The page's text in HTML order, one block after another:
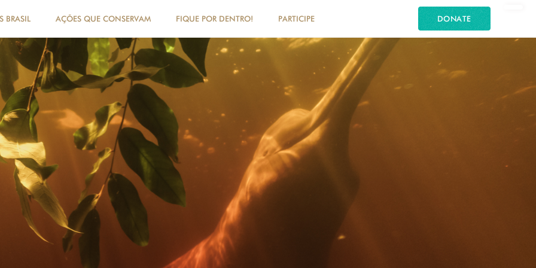
BRASIL AÇÕES QUE CONSERVAM FIQUE POR DENTRO! PARTICIPE DONATE